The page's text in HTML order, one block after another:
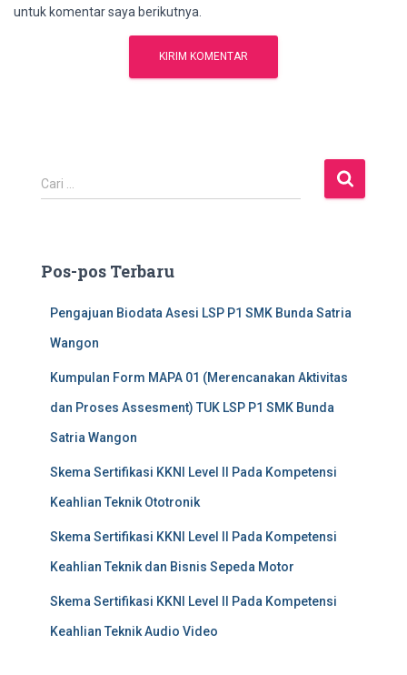
untuk komentar saya berikutnya.
C
a
n
Cari …
Pos-pos Terbaru
Pengajuan Biodata Asesi LSP P1 SMK Bunda Satria
Wangon
Kumpulan Form MAPA 01 (Merencanakan Aktivitas
dan Proses Assesment) TUK LSP P1 SMK Bunda
Satria Wangon
Skema Sertifikasi KKNI Level II Pada Kompetensi
Keahlian Teknik Ototronik
Skema Sertifikasi KKNI Level II Pada Kompetensi
Keahlian Teknik dan Bisnis Sepeda Motor
Skema Sertifikasi KKNI Level II Pada Kompetensi
Keahlian Teknik Audio Video